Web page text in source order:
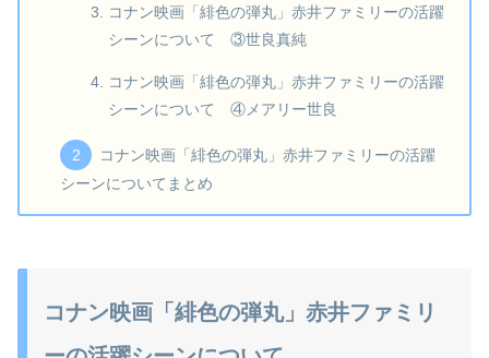
コナン映画「緋色の弾丸」赤井ファミリーの活躍
シーンについて ③世良真純
コナン映画「緋色の弾丸」赤井ファミリーの活躍
シーンについて ④メアリー世良
コナン映画「緋色の弾丸」赤井ファミリーの活躍
シーンについてまとめ
コナン映画「緋色の弾丸」赤井ファミリ